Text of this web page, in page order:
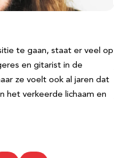
te gaan, staat er veel op
en gitarist in de
ze voelt ook al jaren dat
het verkeerde lichaam en